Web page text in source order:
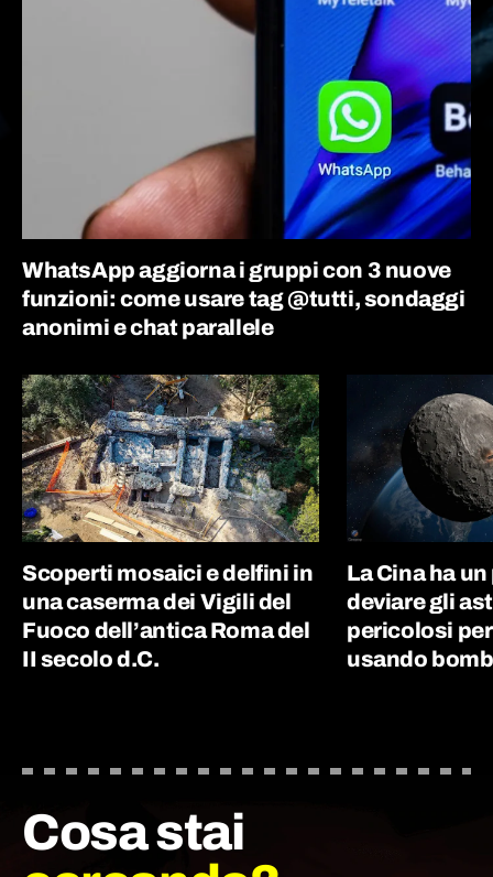
WhatsApp aggiorna i gruppi con 3 nuove
funzioni: come usare tag @tutti, sondaggi
anonimi e chat parallele
Scoperti mosaici e delfini in
una caserma dei Vigili del
Fuoco dell’antica Roma del
II secolo d.C.
La Cina ha
deviare gli
pericolosi per
usando
Cosa stai